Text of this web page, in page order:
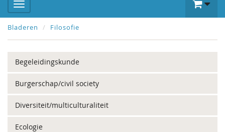
Bladeren Filosofie
Begeleidingskunde
Burgerschap/civil society
Diversiteit/multiculturaliteit
Ecologie